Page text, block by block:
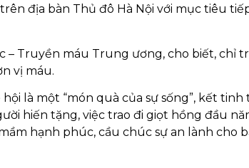
địa bàn Thủ đô Hà Nội với mục tiêu
– Truyền máu Trung ương, cho biết, chỉ
vị máu.
là một “món quà của sự sống”, kết tinh
hiến tặng, việc trao đi giọt hồng đầu
hạnh phúc, cầu chúc sự an lành cho